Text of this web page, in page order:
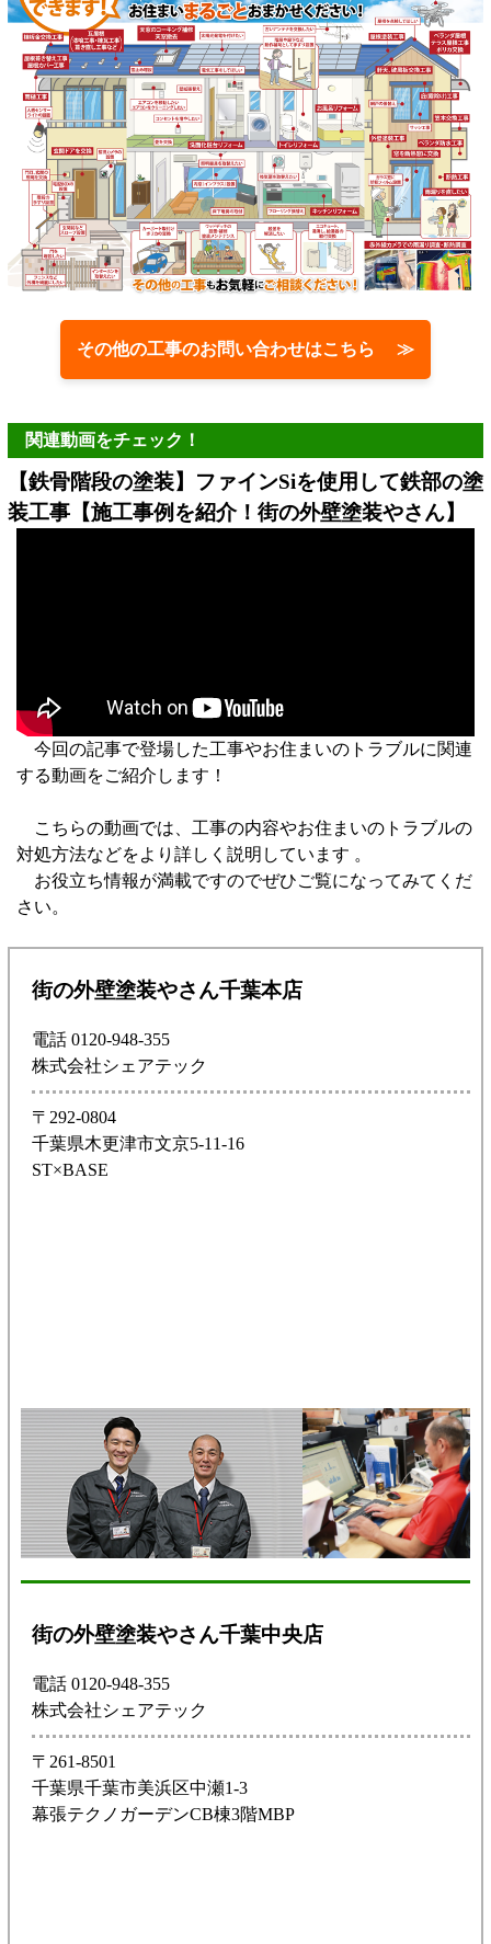
その他の工事のお問い合わせはこちら ≫
関連動画をチェック！
【鉄骨階段の塗装】ファインSiを使用して鉄部の塗
装工事【施工事例を紹介！街の外壁塗装やさん】
今回の記事で登場した工事やお住まいのトラブルに関連
する動画をご紹介します！
こちらの動画では、工事の内容やお住まいのトラブルの
対処方法などをより詳しく説明しています 。
お役立ち情報が満載ですのでぜひご覧になってみてくだ
さい。
街の外壁塗装やさん千葉本店
電話 0120-948-355
株式会社シェアテック
〒292-0804
千葉県木更津市文京5-11-16
ST×BASE
街の外壁塗装やさん千葉中央店
電話 0120-948-355
株式会社シェアテック
〒261-8501
千葉県千葉市美浜区中瀬1-3
幕張テクノガーデンCB棟3階MBP